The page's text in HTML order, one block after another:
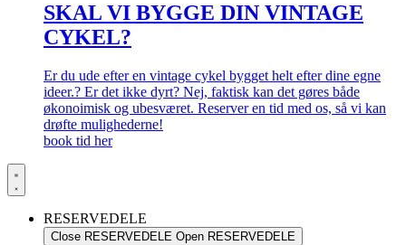
SKAL VI BYGGE DIN VINTAGE
CYKEL?
Er du ude efter en vintage cykel bygget helt efter dine egne
ideer.? Er det ikke dyrt? Nej, faktisk kan det gøres både
økonoimisk og ubesværet. Reserver en tid med os, så vi kan
drøfte mulighederne!
book tid her
RESERVEDELE
Close RESERVEDELE Open RESERVEDELE